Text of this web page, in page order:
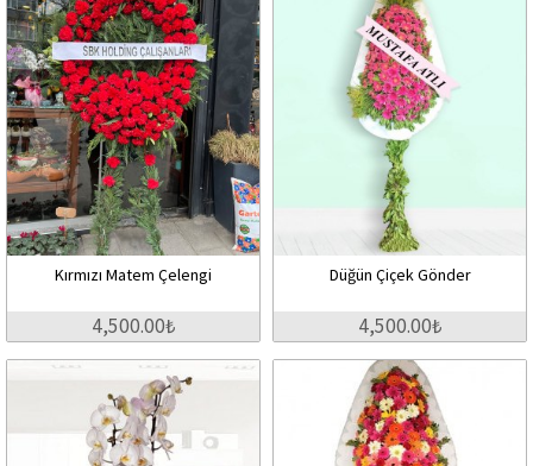
Kırmızı Matem Çelengi
4,500.00₺
Düğün Çiçek Gönder
4,500.00₺